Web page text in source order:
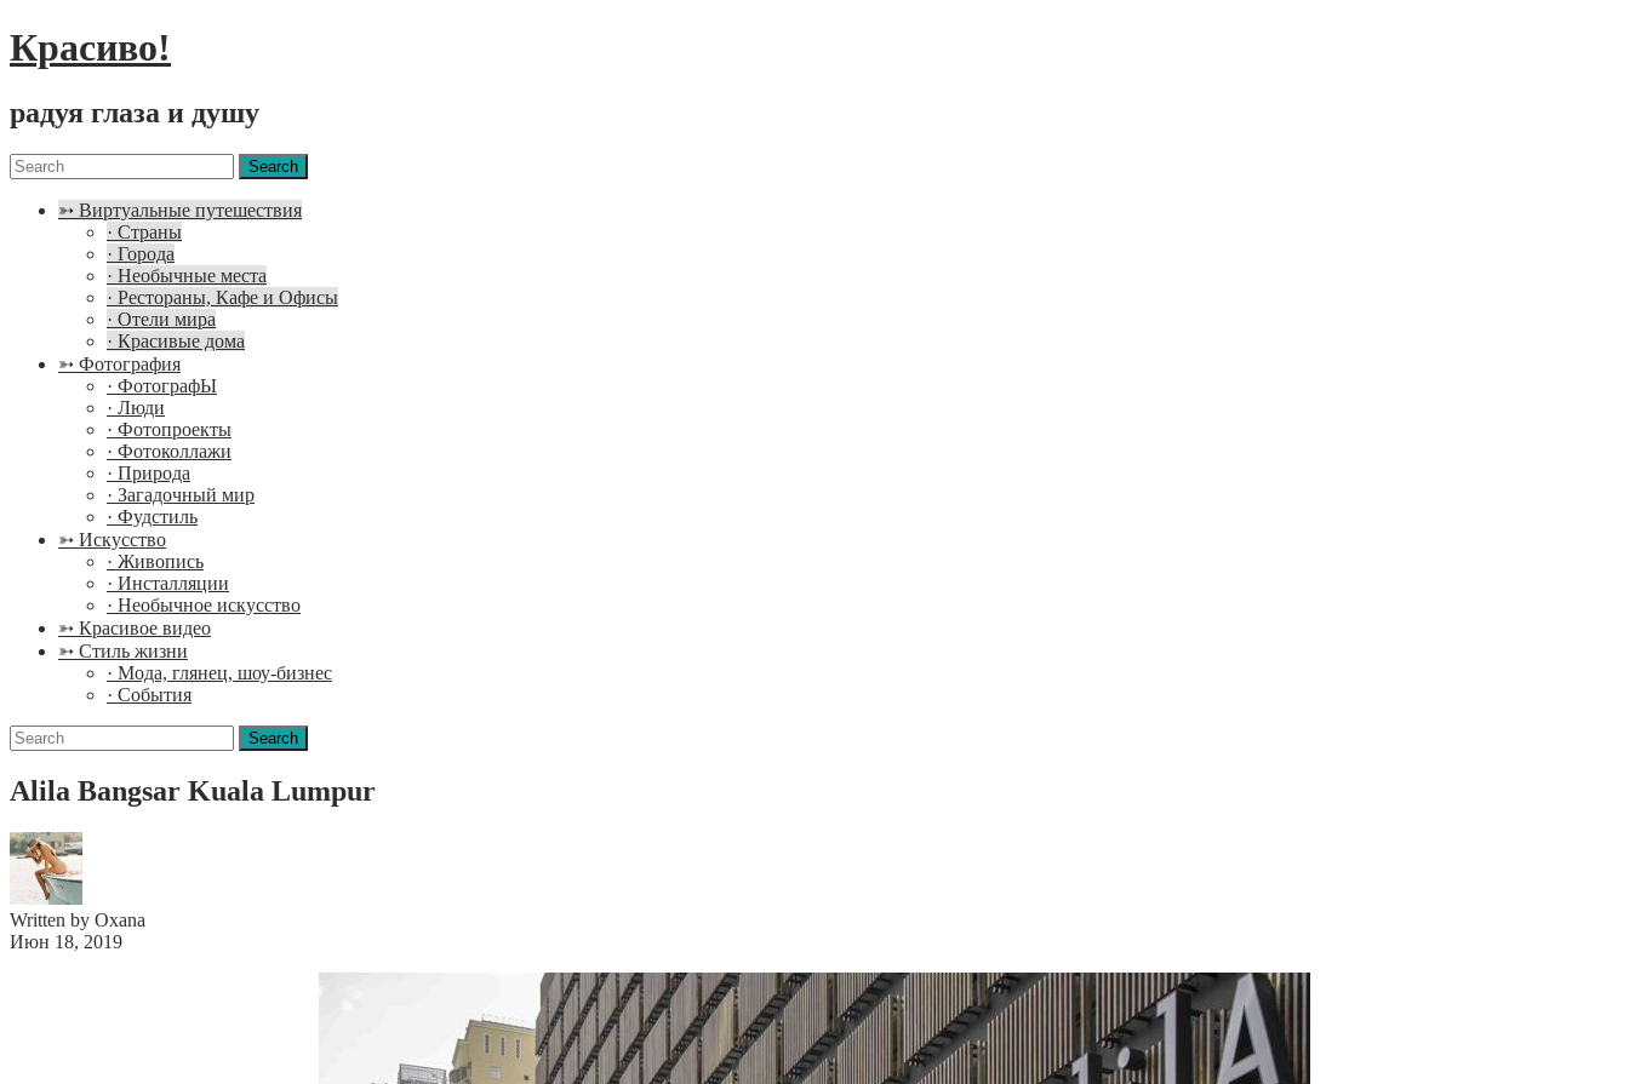
Красиво!
радуя глаза и душу
Menu
Search
for:
➳ Виртуальные путешествия
· Страны
· Города
· Необычные места
· Рестораны, Кафе и Офисы
· Отели мира
· Красивые дома
➳ Фотография
· ФотографЫ
· Люди
· Фотопроекты
· Фотоколлажи
· Природа
· Загадочный мир
· Фудстиль
➳ Искусство
· Живопись
· Инсталляции
· Необычное искусство
➳ Красивое видео
➳ Стиль жизни
· Мода, глянец, шоу-бизнес
· События
Search
for:
Alila Bangsar Kuala Lumpur
Written by Oxana
Июн 18, 2019